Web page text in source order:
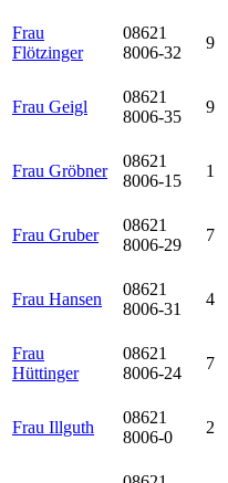
Frau
Flötzinger
08621
8006-32
9
Frau Geigl
08621
8006-35
9
Frau Gröbner
08621
8006-15
1
Frau Gruber
08621
8006-29
7
Frau Hansen
08621
8006-31
4
Frau
Hüttinger
08621
8006-24
7
Frau Illguth
08621
8006-0
2